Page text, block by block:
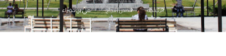
الرئيسية قصص النجاح مي بن خضراء